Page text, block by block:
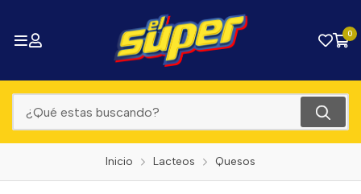
0
Inicio Lacteos Quesos